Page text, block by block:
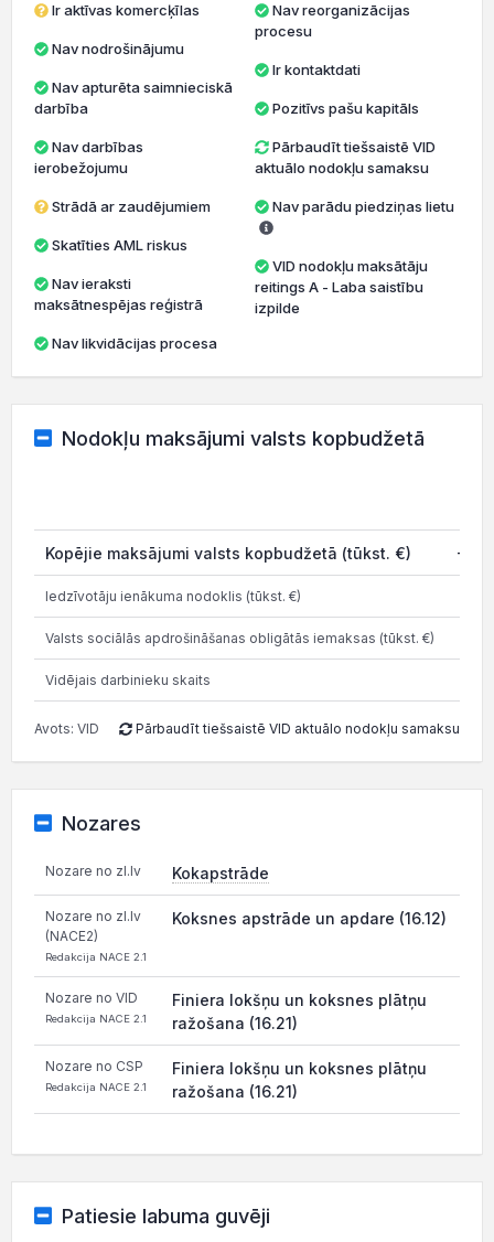
Ir aktīvas komercķīlas
Nav nodrošinājumu
darbība
ierobežojumu
Strādā ar zaudējumiem
Skatīties AML riskus
maksātnespējas reģistrā
Nav likvidācijas procesa
Nav reorganizācijas
procesu
Ir kontaktdati
Pozitīvs pašu kapitāls
Pārbaudīt tiešsaistē VID
aktuālo nodokļu samaksu
Nav parādu piedziņas lietu
VID nodokļu maksātāju
reitings A - Laba saistību
izpilde
Nodokļu maksājumi valsts kopbudžetā
Kopējie maksājumi valsts kopbudžetā (tūkst. €) -4
Iedzīvotāju ienākuma nodoklis (tūkst. €)
Valsts sociālās apdrošināšanas obligātās iemaksas (tūkst. €)
Vidējais darbinieku skaits
Avots: VID Pārbaudīt tiešsaistē VID aktuālo nodokļu samaksu
Nozares
Nozare no zl.lv Kokapstrāde
Nozare no zl.lv
(NACE2)
Redakcija NACE 2.1
Koksnes apstrāde un apdare (16.12)
Nozare no VID
Redakcija NACE 2.1
Finiera lokšņu un koksnes plātņu
ražošana (16.21)
Nozare no CSP
Redakcija NACE 2.1
Finiera lokšņu un koksnes plātņu
ražošana (16.21)
Patiesie labuma guvēji